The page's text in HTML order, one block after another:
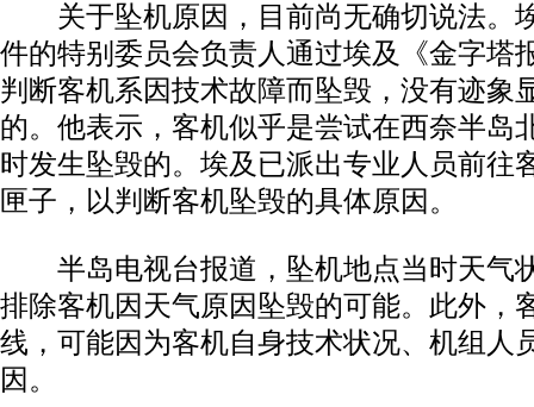
关于坠机原因，目前尚无确切说法。
件的特别委员会负责人通过埃及《金字塔
判断客机系因技术故障而坠毁，没有迹象
的。他表示，客机似乎是尝试在西奈半岛
时发生坠毁的。埃及已派出专业人员前往
匣子，以判断客机坠毁的具体原因。
半岛电视台报道，坠机地点当时天气
排除客机因天气原因坠毁的可能。此外，
线，可能因为客机自身技术状况、机组人
因。